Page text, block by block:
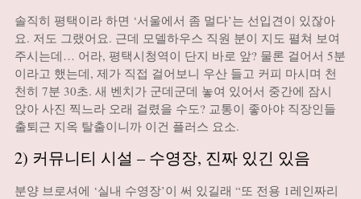
솔직히 평택이라 하면 ‘서울에서 좀 멀다’는 선입견이 있잖아
요. 저도 그랬어요. 근데 모델하우스 직원 분이 지도 펼쳐 보여
주시는데… 어라, 평택시청역이 단지 바로 앞? 물론 걸어서 5분
이라고 했는데, 제가 직접 걸어보니 우산 들고 커피 마시며 천
천히 7분 30초. 새 벤치가 군데군데 놓여 있어서 중간에 잠시
앉아 사진 찍느라 오래 걸렸을 수도? 교통이 좋아야 직장인들
출퇴근 지옥 탈출이니까 이건 플러스 요소.
2) 커뮤니티 시설 – 수영장, 진짜 있긴 있음
분양 브로셔에 ‘실내 수영장’이 써 있길래 “또 전용 1레인짜리